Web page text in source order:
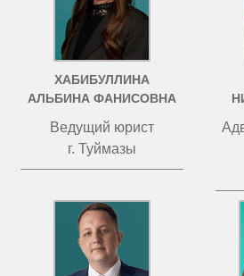
ХАБИБУЛЛИНА
АЛЬБИНА ФАНИСОВНА
Ведущий юрист
г. Туймазы